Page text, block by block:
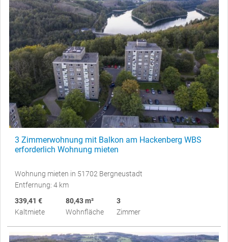
3 Zimmerwohnung mit Balkon am Hackenberg WBS
erforderlich Wohnung mieten
Wohnung mieten in 51702 Bergneustadt
Entfernung: 4 km
339,41 €
Kaltmiete
80,43 m²
Wohnfläche
3
Zimmer